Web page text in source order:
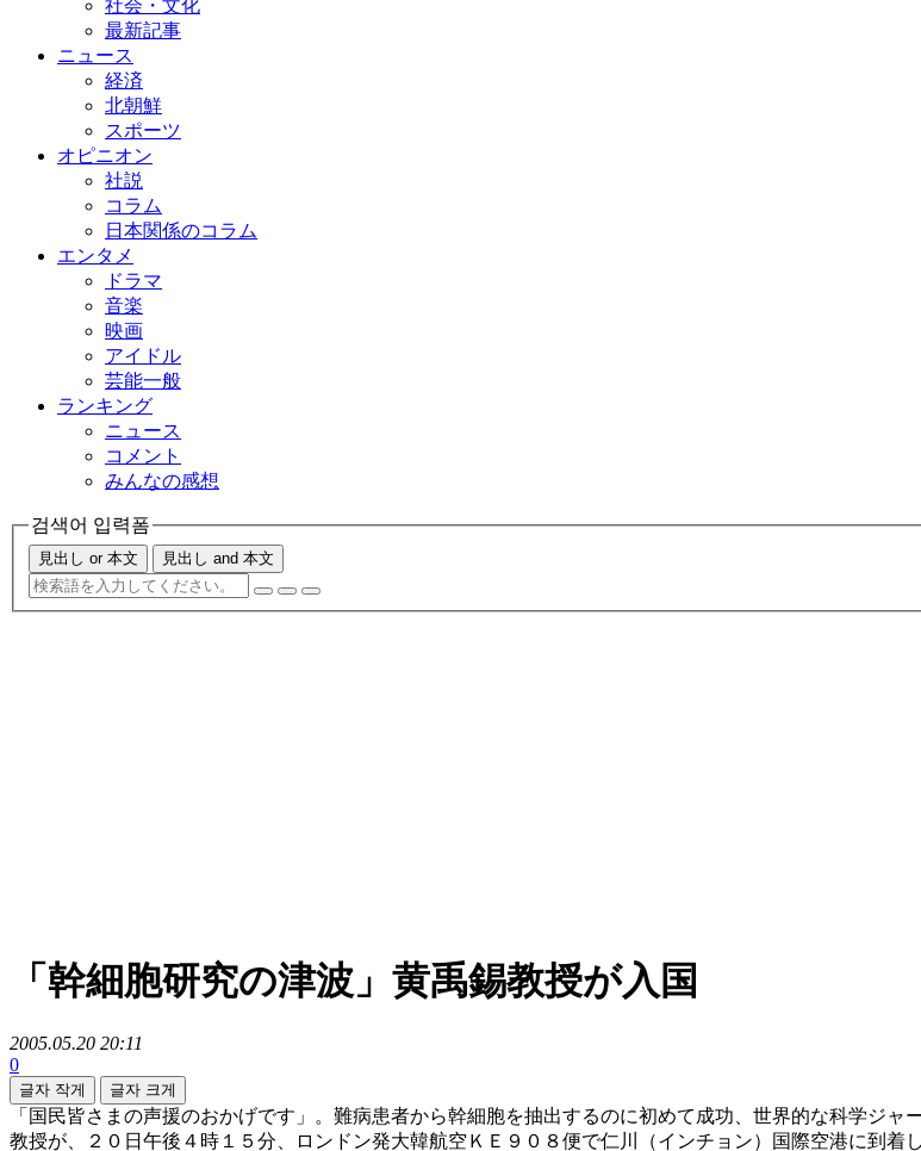
社会・文化
最新記事
ニュース
経済
北朝鮮
スポーツ
オピニオン
社説
コラム
日本関係のコラム
エンタメ
ドラマ
音楽
映画
アイドル
芸能一般
ランキング
ニュース
コメント
みんなの感想
검색어 입력폼
見出し or 本文 見出し and 本文
「幹細胞研究の津波」黄禹錫教授が入国
2005.05.20 20:11
0
글자 작게 글자 크게
「国民皆さまの声援のおかげです」。難病患者から幹細胞を抽出するのに初めて成功、世界的な科学ジ
教授が、２０日午後４時１５分、ロンドン発大韓航空ＫＥ９０８便で仁川（インチョン）国際空港に到着し